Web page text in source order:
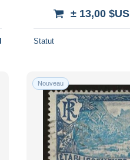
± 13,00 $US
Statut
Nouveau